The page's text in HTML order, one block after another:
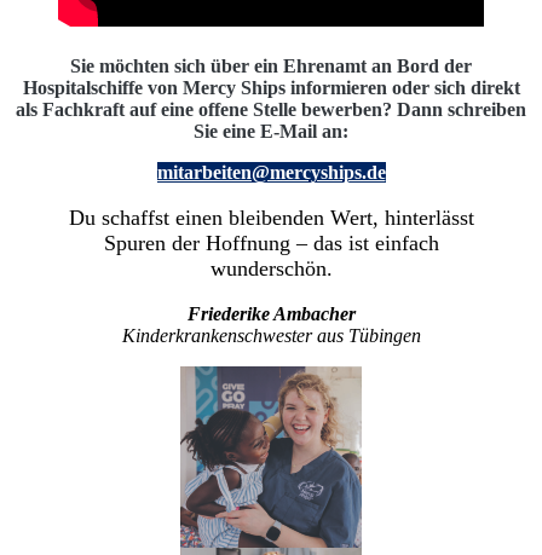
Sie möchten sich über ein Ehrenamt an Bord der
Hospitalschiffe von Mercy Ships informieren oder sich direkt
als Fachkraft auf eine offene Stelle bewerben? Dann schreiben
Sie eine E-Mail an:
mitarbeiten@mercyships.de
Du schaffst einen bleibenden Wert, hinterlässt
Spuren der Hoffnung – das ist einfach
wunderschön.
Friederike Ambacher
Kinderkrankenschwester aus Tübingen